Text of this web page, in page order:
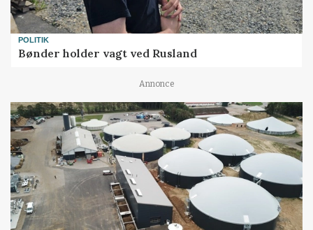
POLITIK
Bønder holder vagt ved Rusland
Annonce